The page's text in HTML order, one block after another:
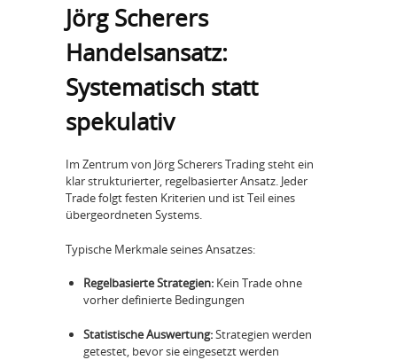
Jörg Scherers
Handelsansatz:
Systematisch statt
spekulativ
Im Zentrum von Jörg Scherers Trading steht ein
klar strukturierter, regelbasierter Ansatz. Jeder
Trade folgt festen Kriterien und ist Teil eines
übergeordneten Systems.
Typische Merkmale seines Ansatzes:
Regelbasierte Strategien:Kein Trade ohne
vorher definierte Bedingungen
Statistische Auswertung:Strategien werden
getestet, bevor sie eingesetzt werden